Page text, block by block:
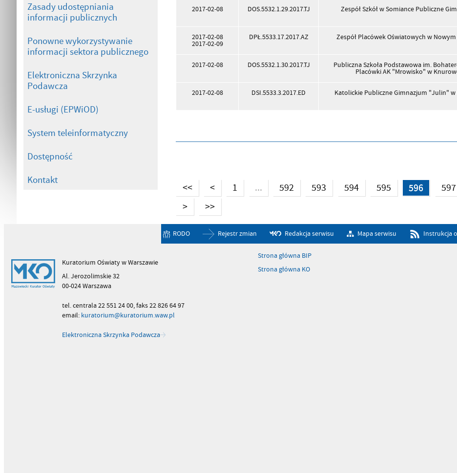
Zasady udostępniania
informacji publicznych
Ponowne wykorzystywanie
informacji sektora publicznego
Elektroniczna Skrzynka
Podawcza
E-usługi (EPWiOD)
System teleinformatyczny
Dostępność
Kontakt
2017-02-08 DOS.5532.1.29.2017.TJ Zespół Szkół w Somiance Publiczne
2017-02-08
2017-02-09
DPŁ.5533.17.2017.AZ Zespół Placówek Oświatowych w Nowym
2017-02-08 DOS.5532.1.30.2017.TJ Publiczna Szkoła Podstawowa im.
Placówki AK "Mrowisko" w
2017-02-08 DSI.5533.3.2017.ED Katolickie Publiczne Gimnazjum "Julin" w
<< < 1 ... 592 593 594 595 596 597
>
>>
RODO Rejestr zmian Redakcja serwisu Mapa serwisu Instrukcja
Kuratorium Oświaty w Warszawie
Al. Jerozolimskie 32
00-024 Warszawa
tel. centrala 22 551 24 00, faks 22 826 64 97
email: kuratorium@kuratorium.waw.pl
Elektroniczna Skrzynka Podawcza
Strona główna BIP
Strona główna KO